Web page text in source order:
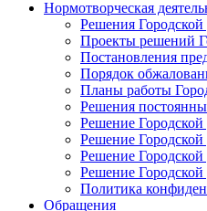
Нормотворческая
Решения
Проекты решений
Постановления
Порядок
Планы работы
Решения
Решение
Решение
Решение
Решение
Политика
Обращения